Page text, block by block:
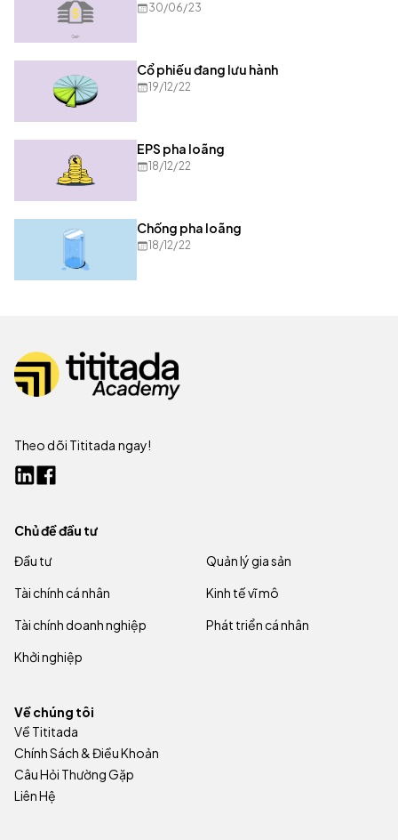
30/06/23
Cổ phiếu đang lưu hành
19/12/22
EPS pha loãng
18/12/22
Chống pha loãng
18/12/22
Theo dõi Tititada ngay!
Chủ đề đầu tư
Đầu tư
Quản lý gia sản
Tài chính cá nhân
Kinh tế vĩ mô
Tài chính doanh nghiệp
Phát triển cá nhân
Khởi nghiệp
Về chúng tôi
Về Tititada
Chính Sách & Điều Khoản
Câu Hỏi Thường Gặp
Liên Hệ